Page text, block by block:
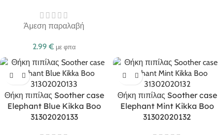
Άμεση παραλαβή
2.99 € με φπα
Θήκη πιπίλας Soother case
Elephant Blue Kikka Boo
31302020133
Θήκη πιπίλας Soother case
Elephant Mint Kikka Boo
31302020132